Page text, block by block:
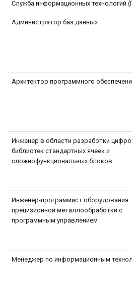
Служба информационных технологий
Администратор баз данных
Архитектор программного
Инженер в области разработки
библиотек стандартных ячеек и
сложнофункциональных блоков
Инженер-программист оборудования
прецизионной металлообработки с
программным управлением
Менеджер по информационным